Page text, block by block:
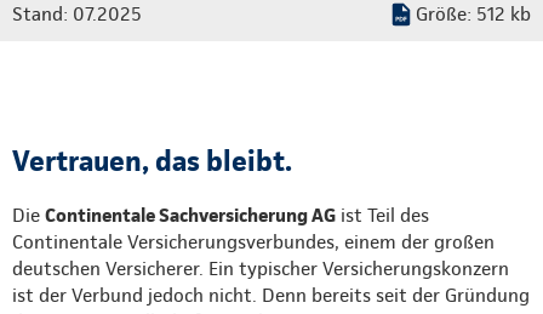
Stand: 07.2025 Größe: 512 kb
Vertrauen, das bleibt.
Die Continentale Sachversicherung AG ist Teil des
Continentale Versicherungsverbundes, einem der großen
deutschen Versicherer. Ein typischer Versicherungskonzern
ist der Verbund jedoch nicht. Denn bereits seit der Gründung